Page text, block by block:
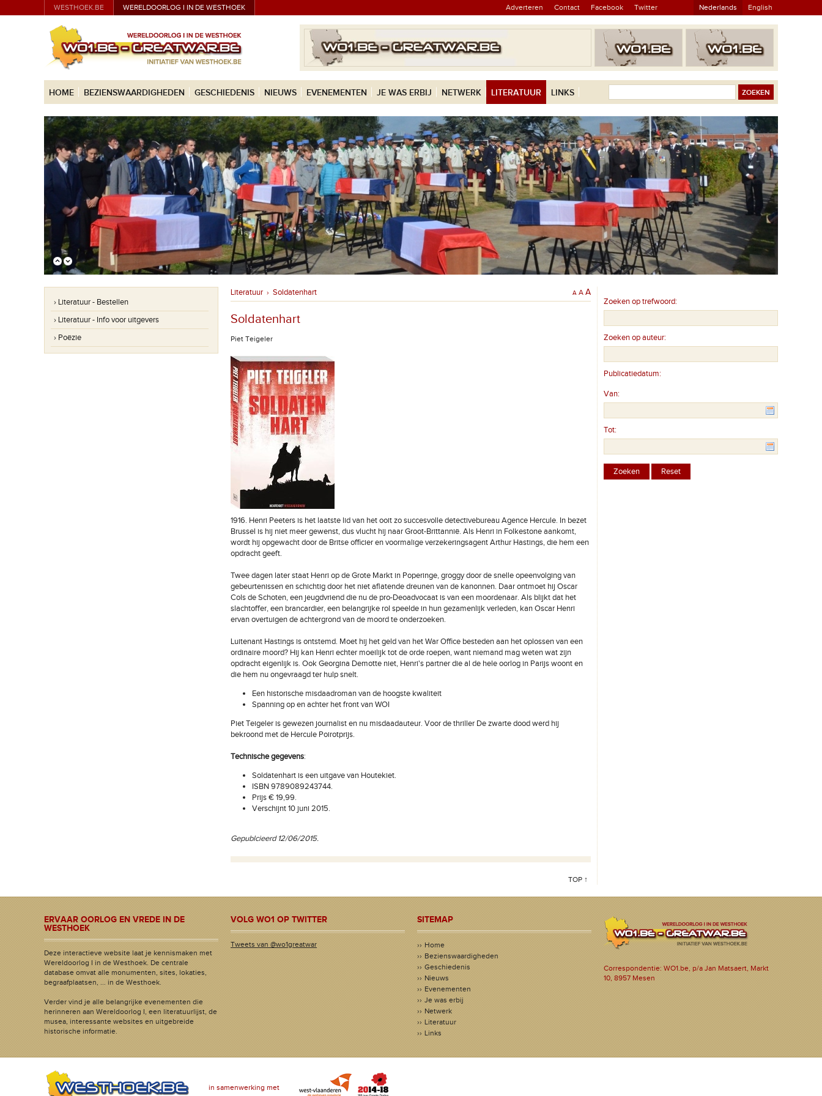
WESTHOEK.BE WERELDOORLOG I IN DE WESTHOEK Adverteren Contact Facebook Twitter Nederlands English
HOME BEZIENSWAARDIGHEDEN GESCHIEDENIS NIEUWS EVENEMENTEN JE WAS ERBIJ NETWERK LITERATUUR LINKS
› Literatuur - Bestellen
› Literatuur - Info voor uitgevers
› Poëzie
Literatuur › Soldatenhart A A A
Soldatenhart
Piet Teigeler
1916. Henri Peeters is het laatste lid van het ooit zo succesvolle detectivebureau Agence Hercule. In bezet
Brussel is hij niet meer gewenst, dus vlucht hij naar Groot-Brittannië. Als Henri in Folkestone aankomt,
wordt hij opgewacht door de Britse officier en voormalige verzekeringsagent Arthur Hastings, die hem een
opdracht geeft.
Twee dagen later staat Henri op de Grote Markt in Poperinge, groggy door de snelle opeenvolging van
gebeurtenissen en schichtig door het niet aflatende dreunen van de kanonnen. Daar ontmoet hij Oscar
Cols de Schoten, een jeugdvriend die nu de pro-Deoadvocaat is van een moordenaar. Als blijkt dat het
slachtoffer, een brancardier, een belangrijke rol speelde in hun gezamenlijk verleden, kan Oscar Henri
ervan overtuigen de achtergrond van de moord te onderzoeken.
Luitenant Hastings is ontstemd. Moet hij het geld van het War Office besteden aan het oplossen van een
ordinaire moord? Hij kan Henri echter moeilijk tot de orde roepen, want niemand mag weten wat zijn
opdracht eigenlijk is. Ook Georgina Demotte niet, Henri's partner die al de hele oorlog in Parijs woont en
die hem nu ongevraagd ter hulp snelt.
Een historische misdaadroman van de hoogste kwaliteit
Spanning op en achter het front van WOI
Piet Teigeler is gewezen journalist en nu misdaadauteur. Voor de thriller De zwarte dood werd hij
bekroond met de Hercule Poirotprijs.
Technische gegevens:
Soldatenhart is een uitgave van Houtekiet.
ISBN 9789089243744.
Prijs € 19,99.
Verschijnt 10 juni 2015.
Gepublcieerd 12/06/2015.
TOP ↑
Zoeken op trefwoord:
Zoeken op auteur:
Publicatiedatum:
Van:
Tot:
ERVAAR OORLOG EN VREDE IN DE
WESTHOEK
Deze interactieve website laat je kennismaken met
Wereldoorlog I in de Westhoek. De centrale
database omvat alle monumenten, sites, lokaties,
begraafplaatsen, ... in de Westhoek.
Verder vind je alle belangrijke evenementen die
herinneren aan Wereldoorlog I, een literatuurlijst, de
musea, interessante websites en uitgebreide
historische informatie.
VOLG WO1 OP TWITTER
Tweets van @wo1greatwar
SITEMAP
Home
Bezienswaardigheden
Geschiedenis
Nieuws
Evenementen
Je was erbij
Netwerk
Literatuur
Links
Correspondentie: WO1.be, p/a Jan Matsaert, Markt
10, 8957 Mesen
in samenwerking met